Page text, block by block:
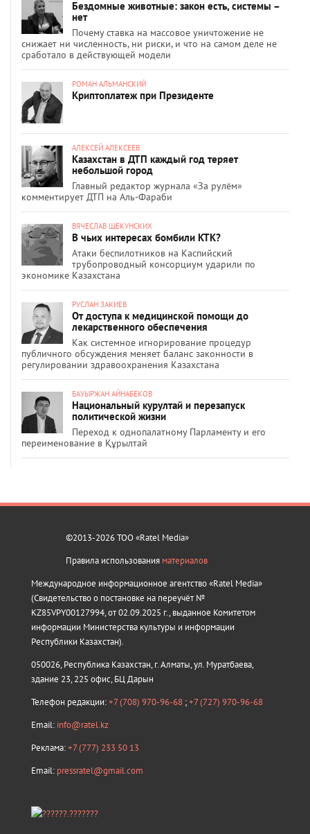
Бездомные животные: закон есть, системы –
нет
Почему ставка на массовое уничтожение не
снижает ни численность, ни риски, и что на самом деле не
сработало в действующей модели
РОМАН АЛЬМАНСКИЙ
Криптоплатеж при Президенте
АЛЕКСЕЙ АЛЕКСЕЕВ
Казахстан в ДТП каждый год теряет
небольшой город
Главный редактор журнала «За рулём»
комментирует ДТП на Аль-Фараби
ВЯЧЕСЛАВ ЩЕКУНСКИХ
В чьих интересах бомбили КТК?
Атаки беспилотников на Каспийский
трубопроводный консорциум ударили по
экономике Казахстана
РУСЛАН ЗАКИЕВ
От доступа к медицинской помощи до
лекарственного обеспечения
Как системное игнорирование процедур
публичного обсуждения меняет баланс законности в
регулировании здравоохранения Казахстана
БАУЫРЖАН АЙНАБЕКОВ
Национальный курултай и перезапуск
политической жизни
Переход к однопалатному Парламенту и его
переименование в Құрылтай
©2013-2026 ТОО «Ratel Media»
Правила использования материалов
Международное информационное агентство «Ratel Media»
(Свидетельство о постановке на переучёт №
KZ85VPY00127994, от 02.09.2025 г., выданное Комитетом
информации Министерства культуры и информации
Республики Казахстан).
050026, Республика Казахстан, г. Алматы, ул. Муратбаева,
здание 23, 225 офис, БЦ Дарын
Телефон редакции:+7 (708) 970-96-68 ;+7 (727) 970-96-68
Email: info@ratel.kz
Реклама:+7 (777) 233 50 13
Email: pressratel@gmail.com